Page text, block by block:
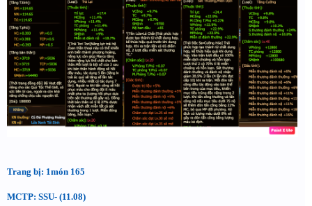
Trang bị: 1món 165
MCTP: SSU- (11.08)